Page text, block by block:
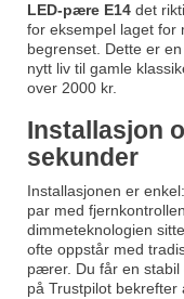
LED-pære E14 det
for eksempel laget for
begrenset. Dette er
nytt liv til gamle
over 2000 kr.
Installasjon
sekunder
Installasjonen er
par med
dimmeteknologien
ofte oppstår med
pærer. Du får en
på Trustpilot bekrefter